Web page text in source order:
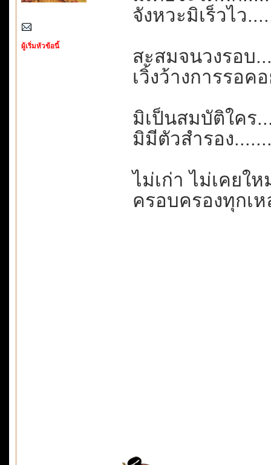
ผู้เริ่มหัวข้อนี้
จังหวะมิเร็วไว
สะสมจนวงรอบ
เวิ้งว้างการรอ
มิเป็นสมบัติใคร
มิมีตัวสำรอง
ไม่เก่า ไม่เคยใ
ครอบครองทุกเ